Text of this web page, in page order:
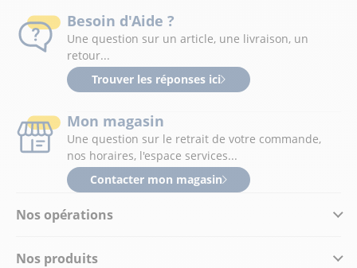
Nos opérations
Nos produits
Besoin d'Aide ?
Une question sur un article, une livraison, un
retour...
Trouver les réponses ici
Mon magasin
Une question sur le retrait de votre commande,
nos horaires, l'espace services...
Contacter mon magasin